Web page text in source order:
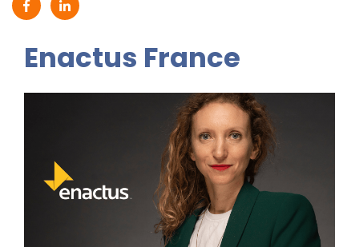
Partager sur Facebook (nouvelle fenêtre)
Partager sur Linkedin (nouvelle fenêtre)
Enactus France